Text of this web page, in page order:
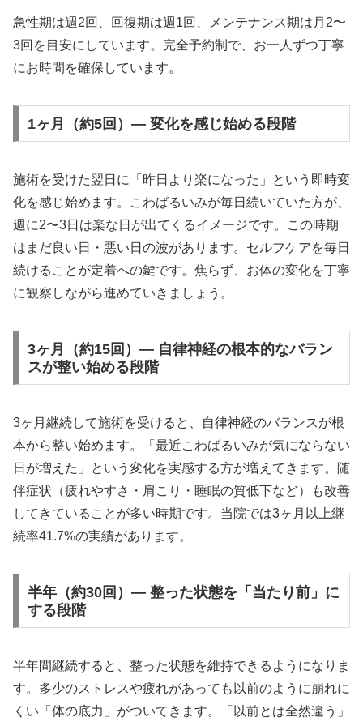
急性期は週2回、回復期は週1回、メンテナンス期は月2〜
3回を目安にしています。完全予約制で、お一人ずつ丁寧
にお時間を確保しています。
1ヶ月（約5回）— 変化を感じ始める段階
施術を受けた翌日に「昨日より楽になった」という即時変
化を感じ始めます。こわばるいみが毎日続いていた方が、
週に2〜3日は楽な日が出てくるイメージです。この時期
はまだ良い日・悪い日の波があります。セルフケアを毎日
続けることが定着への鍵です。焦らず、お体の変化を丁寧
に観察しながら進めていきましょう。
3ヶ月（約15回）— 自律神経の根本的なバラン
スが整い始める段階
3ヶ月継続して施術を受けると、自律神経のバランスが根
本から整い始めます。「最近こわばるいみが気にならない
日が増えた」という変化を実感する方が増えてきます。随
伴症状（疲れやすさ・肩こり・睡眠の質低下など）も改善
してきていることが多い時期です。当院では3ヶ月以上継
続率41.7%の実績があります。
半年（約30回）— 整った状態を「当たり前」に
する段階
半年間継続すると、整った状態を維持できるようになりま
す。多少のストレスや疲れがあっても以前のように崩れに
くい「体の底力」がついてきます。「以前とは全然違う」